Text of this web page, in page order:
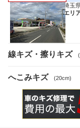
キズのサイズ
※5cm以下から選
距離
埼玉
エリ
線キズ・擦りキズ
へこみキズ (20cm)